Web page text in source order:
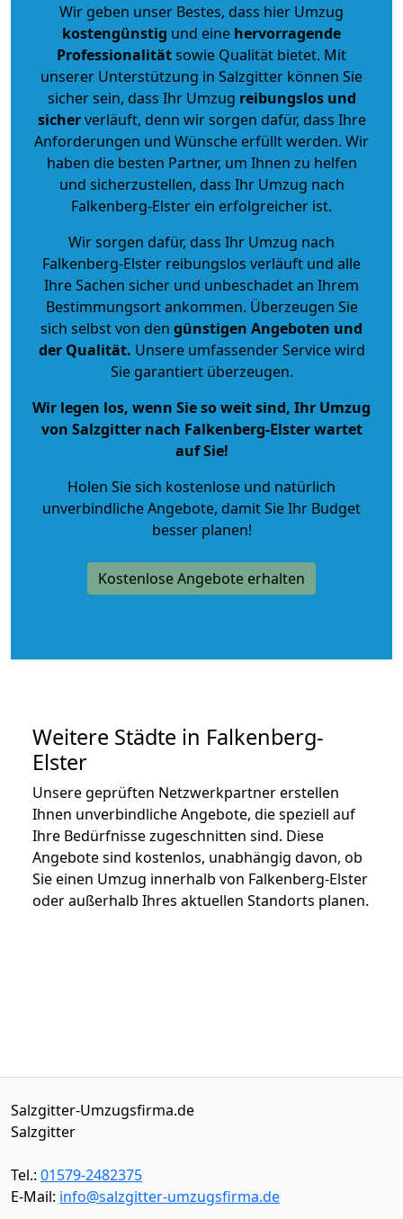
Wir geben unser Bestes, dass hier Umzug
kostengünstig und eine hervorragende
Professionalitätsowie Qualität bietet. Mit
unserer Unterstützung in Salzgitter können Sie
sicher sein, dass Ihr Umzug reibungslos und
sicherverläuft, denn wir sorgen dafür, dass Ihre
Anforderungen und Wünsche erfüllt werden. Wir
haben die besten Partner, um Ihnen zu helfen
und sicherzustellen, dass Ihr Umzug nach
Falkenberg-Elster ein erfolgreicher ist.
Wir sorgen dafür, dass Ihr Umzug nach
Falkenberg-Elster reibungslos verläuft und alle
Ihre Sachen sicher und unbeschadet an Ihrem
Bestimmungsort ankommen. Überzeugen Sie
sich selbst von den günstigen Angeboten und
der Qualität. Unsere umfassender Service wird
Sie garantiert überzeugen.
Wir legen los, wenn Sie so weit sind, Ihr Umzug
von Salzgitter nach Falkenberg-Elster wartet
auf Sie!
Holen Sie sich kostenlose und natürlich
unverbindliche Angebote, damit Sie Ihr Budget
besser planen!
Kostenlose Angebote erhalten
Weitere Städte in Falkenberg-
Elster
Unsere geprüften Netzwerkpartner erstellen
Ihnen unverbindliche Angebote, die speziell auf
Ihre Bedürfnisse zugeschnitten sind. Diese
Angebote sind kostenlos, unabhängig davon, ob
Sie einen Umzug innerhalb von Falkenberg-Elster
oder außerhalb Ihres aktuellen Standorts planen.
Salzgitter-Umzugsfirma.de
Salzgitter
Tel.: 01579-2482375
E-Mail: info@salzgitter-umzugsfirma.de